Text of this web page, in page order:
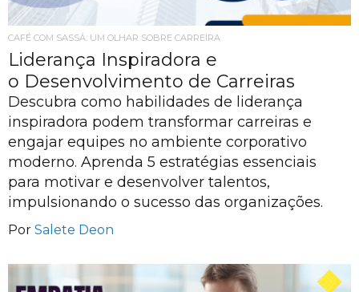
CAFÉ COM SASSÁ: UM OLHAR SOBRE CARREIRA
Liderança Inspiradora e
o Desenvolvimento de Carreiras
Descubra como habilidades de liderança
inspiradora podem transformar carreiras e
engajar equipes no ambiente corporativo
moderno. Aprenda 5 estratégias essenciais
para motivar e desenvolver talentos,
impulsionando o sucesso das organizações.
Por Salete Deon